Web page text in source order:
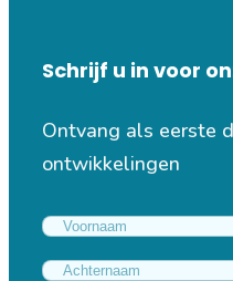
Schrijf u in voor
Ontvang als eerste
ontwikkelingen